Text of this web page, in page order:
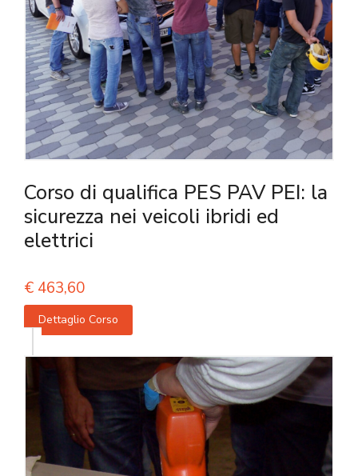
Corso di qualifica PES PAV PEI: la
sicurezza nei veicoli ibridi ed
elettrici
€ 463,60
Dettaglio Corso